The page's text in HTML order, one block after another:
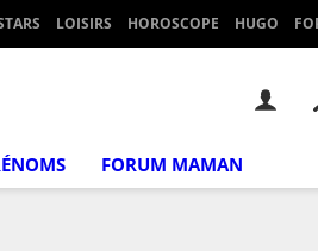
LOISIRS HOROSCOPE HUGO
FORUM MAMAN